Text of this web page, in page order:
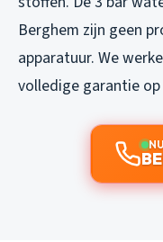
Berghem zijn geen
apparatuur. We
volledige garantie